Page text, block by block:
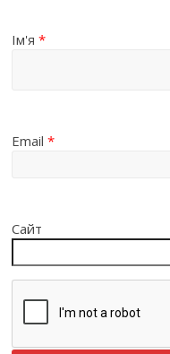
Ім'я*
Email*
Сайт